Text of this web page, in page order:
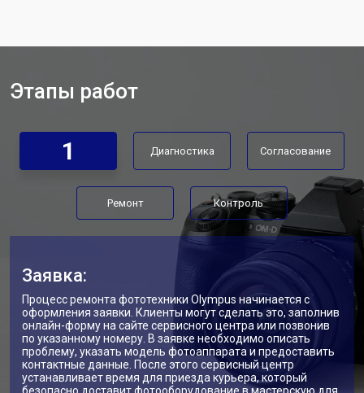
Этапы работ
1 Диагностика Согласование
Ремонт Контроль
Заявка:
Процесс ремонта фототехники Olympus начинается с
оформления заявки. Клиенты могут сделать это, заполнив
онлайн-форму на сайте сервисного центра или позвонив
по указанному номеру. В заявке необходимо описать
проблему, указать модель фотоаппарата и предоставить
контактные данные. После этого сервисный центр
устанавливает время для приезда курьера, который